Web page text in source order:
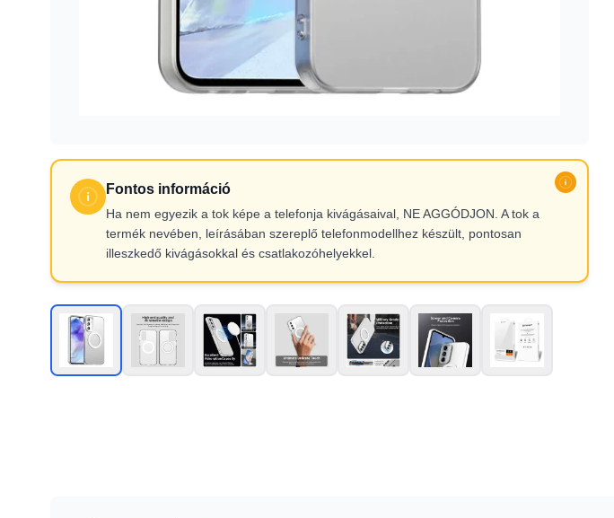
Fontos információ
Ha nem egyezik a tok képe a telefonja kivágásaival, NE AGGÓDJON. A tok a
termék nevében, leírásában szereplő telefonmodellhez készült, pontosan
illeszkedő kivágásokkal és csatlakozóhelyekkel.